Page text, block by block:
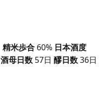
精米歩合 60% 日本酒度
酒母日数 57日 醪日数36日